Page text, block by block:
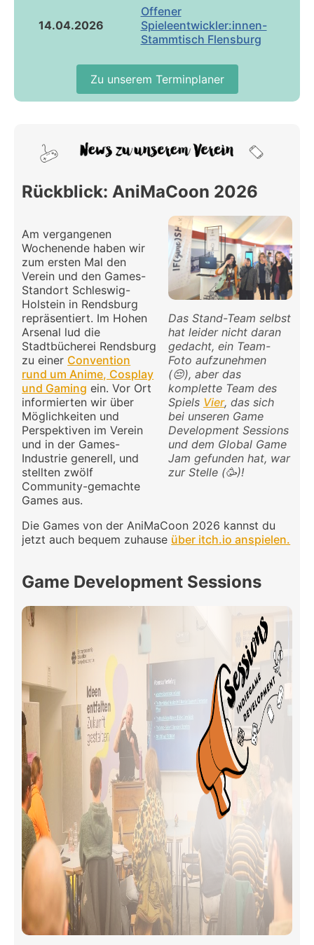
14.04.2026
Offener
Spieleentwickler:innen-
Stammtisch Flensburg
Zu unserem Terminplaner
Rückblick: AniMaCoon 2026
Das Stand-Team selbst
hat leider nicht daran
gedacht, ein Team-
Foto aufzunehmen
(😔), aber das
komplette Team des
Spiels Vier, das sich
bei unseren Game
Development Sessions
und dem Global Game
Jam gefunden hat, war
zur Stelle (🥳)!
Am vergangenen
Wochenende haben wir
zum ersten Mal den
Verein und den Games-
Standort Schleswig-
Holstein in Rendsburg
repräsentiert. Im Hohen
Arsenal lud die
Stadtbücherei Rendsburg
zu einer Convention
rund um Anime, Cosplay
und Gaming ein. Vor Ort
informierten wir über
Möglichkeiten und
Perspektiven im Verein
und in der Games-
Industrie generell, und
stellten zwölf
Community-gemachte
Games aus.
Die Games von der AniMaCoon 2026 kannst du
jetzt auch bequem zuhause über itch.io anspielen.
Game Development Sessions